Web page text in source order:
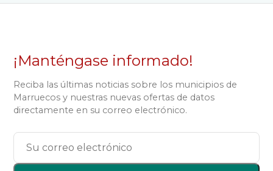
¡Manténgase informado!
Reciba las últimas noticias sobre los municipios de
Marruecos y nuestras nuevas ofertas de datos
directamente en su correo electrónico.